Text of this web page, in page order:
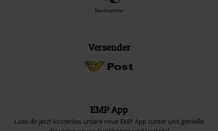
Nachnahme
Versender
EMP App
Lade dir jetzt kostenlos unsere neue EMP App runter und genieße